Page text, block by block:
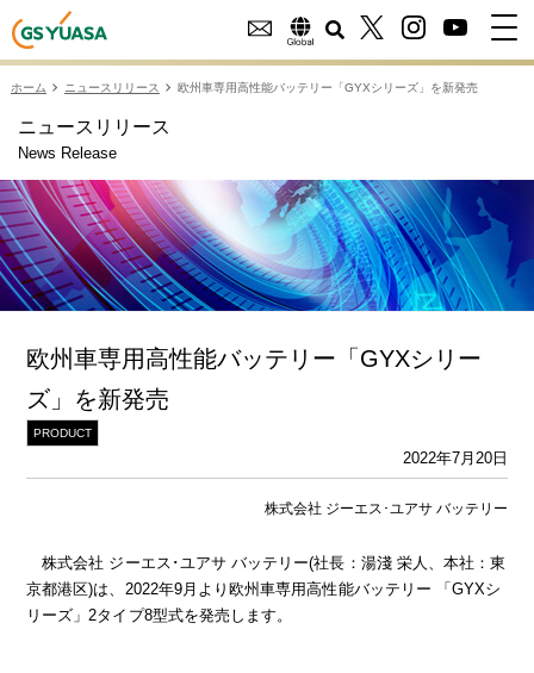
ホーム ニュースリリース 欧州車専用高性能バッテリー「GYXシリーズ」を新発売
ニュースリリース
News Release
欧州車専用高性能バッテリー「GYXシリー
ズ」を新発売
PRODUCT
2022年7月20日
株式会社 ジーエス･ユアサ バッテリー
株式会社 ジーエス･ユアサ バッテリー(社長：湯淺 栄人、本社：東
京都港区)は、2022年9月より欧州車専用高性能バッテリー 「GYXシ
リーズ」2タイプ8型式を発売します。